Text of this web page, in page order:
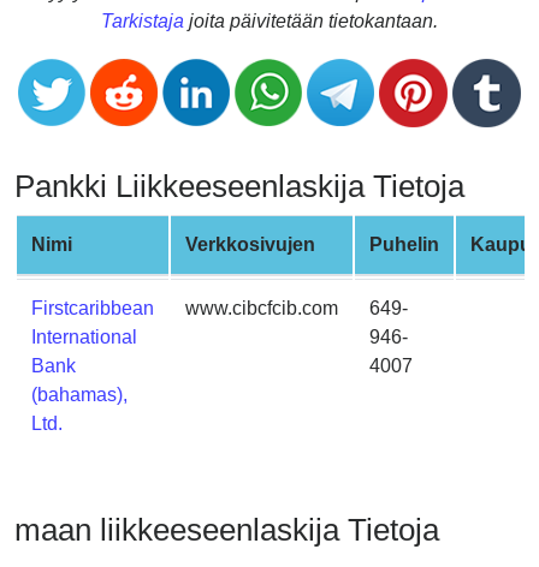
Validator
Credit
Card
Random
Credit
Card
Generator
Generate
Credit
Card
from
BIN
Checker
Service
Tarkistaja joita päivitetään tietokantaan.
Pankki Liikkeeseenlaskija Tietoja
Nimi Verkkosivujen Puhelin
Firstcaribbean
International
Bank
(bahamas),
Ltd.
www.cibcfcib.com
649-
946-
4007
maan liikkeeseenlaskija Tietoja